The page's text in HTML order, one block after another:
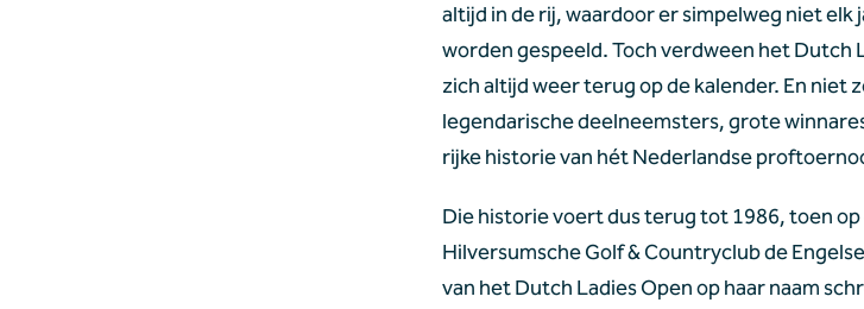
altijd in de rij, waardoor er simpelweg niet elk
worden gespeeld. Toch verdween het Dutch
zich altijd weer terug op de kalender. En niet
legendarische deelneemsters, grote
rijke historie van hét Nederlandse
Die historie voert dus terug tot 1986, toen
Hilversumsche Golf & Countryclub de
van het Dutch Ladies Open op haar naam